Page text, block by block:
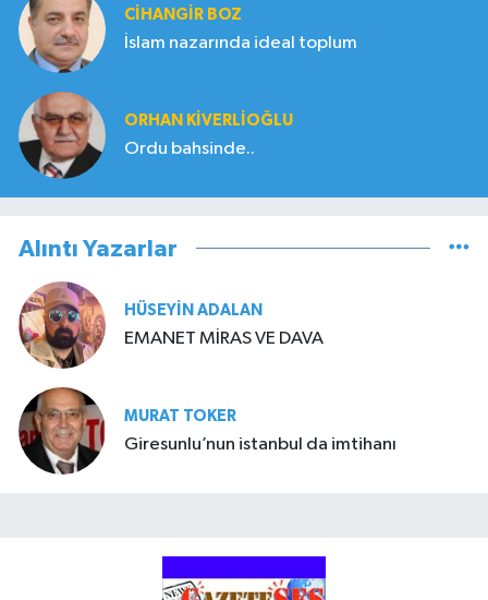
CIHANGIR BOZ
İslam nazarında ideal toplum
ORHAN KIVERLIOĞLU
Ordu bahsinde..
Alıntı Yazarlar
HÜSEYIN ADALAN
EMANET MİRAS VE DAVA
MURAT TOKER
Giresunlu’nun istanbul da imtihanı